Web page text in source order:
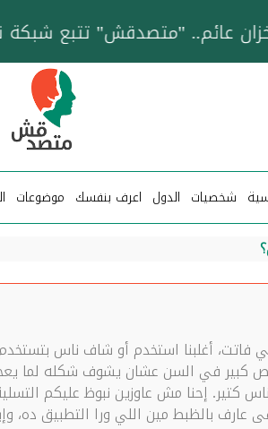
خزان عائم.. "متصدقش" تتبع
شخصيات الدول اعرف بنفسك موضوعات
فاتت، أغلبنا استخدم أو شاف ناس
كبير في السن عشان يشوف شكله لما
كتير. إحنا مش عاوزين نبوظ عليكم
عارف بالظبط مين اللي ورا التطبيق